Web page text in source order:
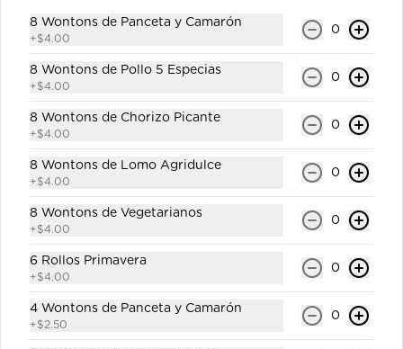
Orangine de Naranja 250ml
$1.00
Orangine de Piña 250ml
Gaseosa personal.
8 Wontons de Panceta y Camarón
+$4.00
0
8 Wontons de Pollo 5 Especias
+$4.00
0
8 Wontons de Chorizo Picante
+$4.00
0
8 Wontons de Lomo Agridulce
+$4.00
0
8 Wontons de Vegetarianos
+$4.00
0
6 Rollos Primavera
+$4.00
0
4 Wontons de Panceta y Camarón
+$2.50
0